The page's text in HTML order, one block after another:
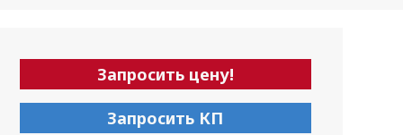
Запросить цену!
Запросить КП